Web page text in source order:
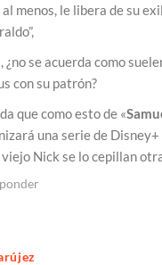
menos, le libera de su
¿no se acuerda como
con su patrón?
que como esto de «
una serie de Disney+
Nick se lo cepillan